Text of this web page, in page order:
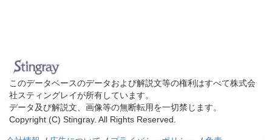
このデータベースのデータおよび解説文等の権利はすべて株式会
社スティングレイが所有しています。
データ及び解説文、画像等の無断転用を一切禁じます。
Copyright (C) Stingray. All Rights Reserved.